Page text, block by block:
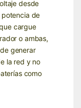
desde
potencia de
cargue
o ambas,
generar
la red y no
como